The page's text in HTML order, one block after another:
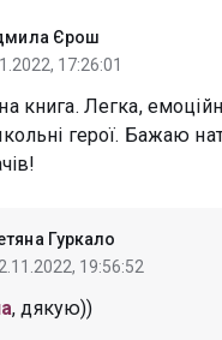
Єрош
17:26:01
книга. Легка,
герої. Бажаю
Гуркало
19:56:52
, дякую))